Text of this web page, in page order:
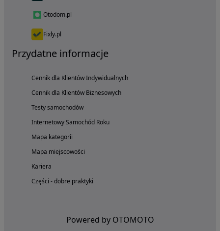
Otodom.pl
Fixly.pl
Przydatne informacje
Cennik dla Klientów Indywidualnych
Cennik dla Klientów Biznesowych
Testy samochodów
Internetowy Samochód Roku
Mapa kategorii
Mapa miejscowości
Kariera
Części - dobre praktyki
Powered by OTOMOTO